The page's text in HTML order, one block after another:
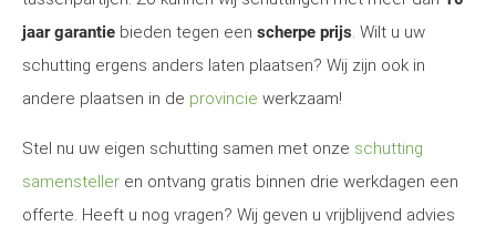
jaar garantie bieden tegen een scherpe prijs. Wilt u uw
schutting ergens anders laten plaatsen? Wij zijn ook in
andere plaatsen in de provincie werkzaam!
Stel nu uw eigen schutting samen met onze schutting
samensteller en ontvang gratis binnen drie werkdagen een
offerte. Heeft u nog vragen? Wij geven u vrijblijvend advies